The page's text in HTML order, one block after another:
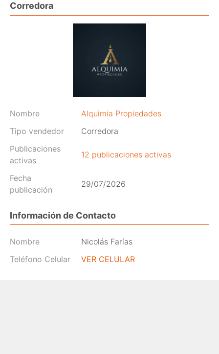
Corredora
Nombre
Alquimia Propiedades
Tipo vendedor
Corredora
Publicaciones
activas
12 publicaciones activas
Fecha
publicación
29/07/2026
Información de Contacto
Nombre
Nicolás Farías
Teléfono Celular
VER CELULAR